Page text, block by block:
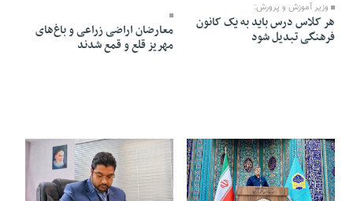
وزیر آموزش و پرورش:
هر کلاس درس باید به یک کانون
فرهنگی تبدیل شود معارضان اراضی زراعی و باغ‌های
مهریز قلع و قمع شدند